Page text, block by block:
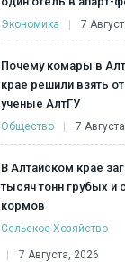
Экономика 7
Почему комары в
крае решили взять
ученые АлтГУ
Общество 7
В Алтайском крае
тысяч тонн грубых и
кормов
Сельское Хозяйство
7 Августа, 2026